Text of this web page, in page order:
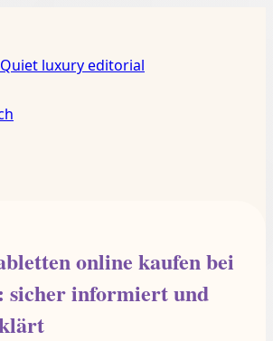
Quiet luxury editorial
online kaufen bei
sicher informiert und